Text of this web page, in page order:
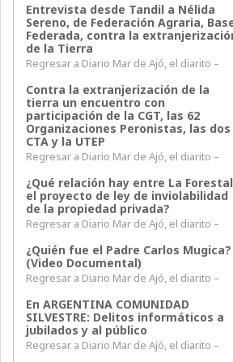
Entrevista desde Tandil a Nélida
Sereno, de Federación Agraria,
Federada, contra la
de la Tierra
Regresar a Diario Mar de Ajó, el diarito –
Contra la extranjerización de la
tierra un encuentro con
participación de la CGT, las 62
Organizaciones Peronistas, las dos
CTA y la UTEP
Regresar a Diario Mar de Ajó, el diarito –
¿Qué relación hay entre La
el proyecto de ley de inviolabilidad
de la propiedad privada?
Regresar a Diario Mar de Ajó, el diarito –
¿Quién fue el Padre Carlos Mugica?
(Video Documental)
Regresar a Diario Mar de Ajó, el diarito –
En ARGENTINA COMUNIDAD
SILVESTRE: Delitos informáticos a
jubilados y al público
Regresar a Diario Mar de Ajó, el diarito –